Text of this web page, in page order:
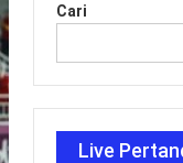
Cari
Live